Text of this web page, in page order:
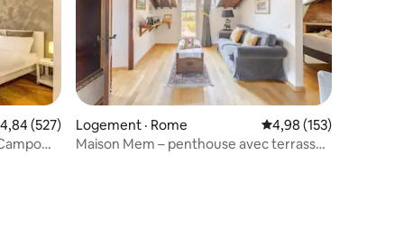
moyenne de 4,84 sur 5, 527 commentaires
4,84 (527)
Logement · Rome Note moyenne de
4,98 (153)
Maison Mem – penthouse avec terrasse